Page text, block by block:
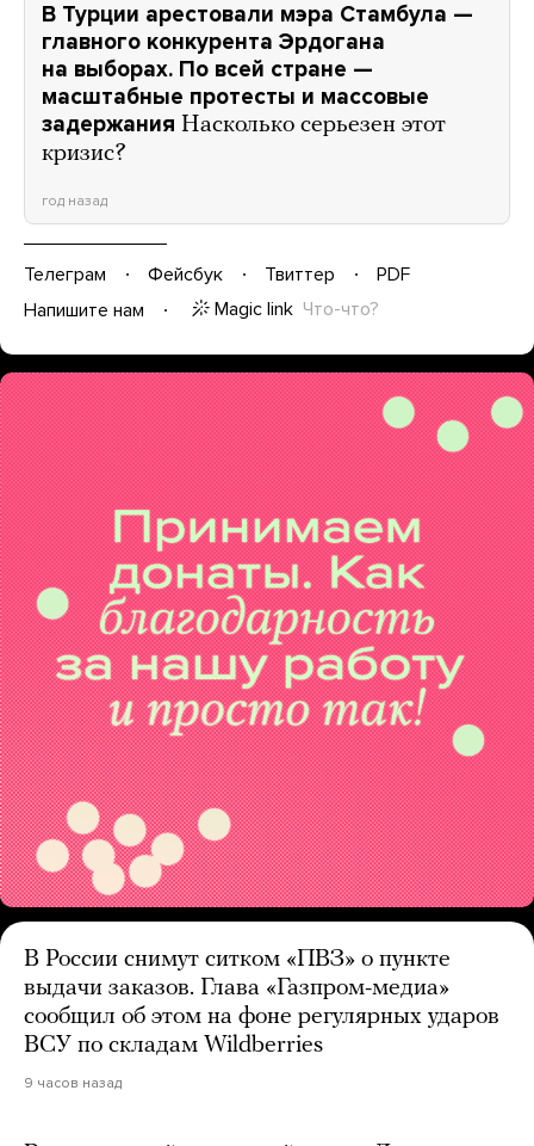
В Турции арестовали мэра Стамбула —
главного конкурента Эрдогана
на выборах. По всей стране —
масштабные протесты и массовые
задержания Насколько серьезен этот
кризис?
год назад
Телеграм Фейсбук Твиттер
PDF
Напишите нам
Magic link Что-что?
В России снимут ситком «ПВЗ» о пункте
выдачи заказов. Глава «Газпром-медиа»
сообщил об этом на фоне регулярных ударов
ВСУ по складам Wildberries
9 часов назад